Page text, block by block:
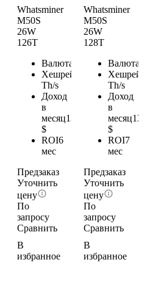
Whatsminer
M50S
26W
126T
Валюта
Хешрейт
Th/s
Доход
в
месяц132.3
$
ROI6
мес
Предзаказ
Уточнить
цену
По
запросу
Сравнить
В
избранное
Whatsminer
M50S
26W
128T
Валюта
Хешрейт
Th/s
Доход
в
месяц134.4
$
ROI7
мес
Предзаказ
Уточнить
цену
По
запросу
Сравнить
В
избранное